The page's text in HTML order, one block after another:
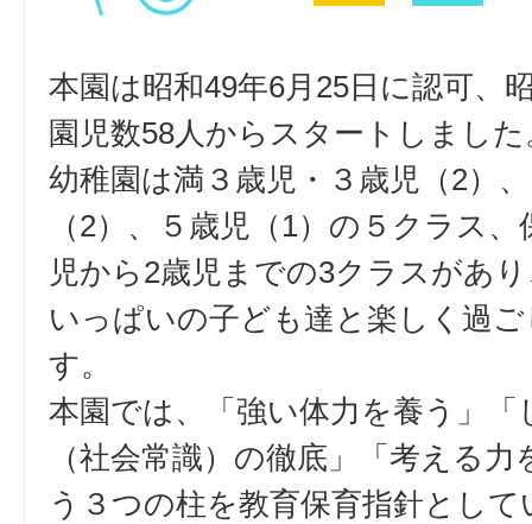
本園は昭和49年6月25日に認可、
園児数58人からスタートしました
幼稚園は満３歳児・３歳児（2）
（2）、５歳児（1）の５クラス
児から2歳児までの3クラスがあ
いっぱいの子ども達と楽しく過
す。
本園では、「強い体力を養う」「
（社会常識）の徹底」「考える
う３つの柱を教育保育指針として